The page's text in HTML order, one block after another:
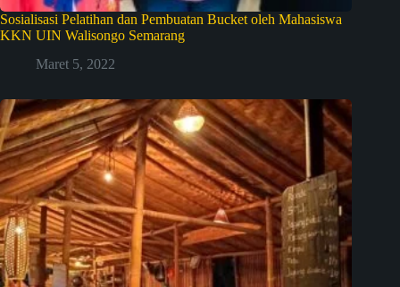
Sosialisasi Pelatihan dan Pembuatan Bucket oleh Mahasiswa
KKN UIN Walisongo Semarang
Maret 5, 2022